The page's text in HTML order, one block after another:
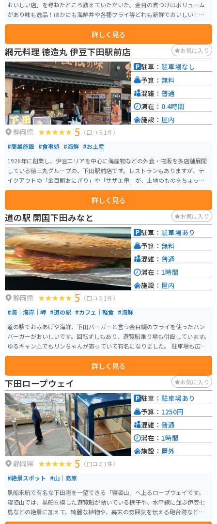
おいしい店」を尋ねたところ教えていただいた。金目の煮つけはボリューム
があり味も逸品！ほかにも海鮮丼や各種フライ等どれも新鮮でおいしい！一
度行くとリピート必須の穴場！
詳しく見る
網元料理 徳造丸 伊豆下田駅前店 お気に入り
静岡県 5 （口コミ1件）
#商業施設 #食事処 #海鮮 #お土産
1926年に創業し、伊豆エリアを中心に海産物などの外食・物販を多店舗展開
している徳三丸グループの、下田駅前店です。レストランもありますが、テ
イクアウトの「金目鯛おにぎり」や「サザエ串」が、土地のものをちょっと
だけ食べたいライダーには嬉しいです。
詳しく見る
駐車： 駐車場なし
予算： 無料
混雑： 普通
滞在： 0.4時間
施設： 屋内
道の駅 開国下田みなと お気に入り
静岡県 5 （口コミ1件）
#海｜海岸｜岬 #道の駅 #カフェ｜軽食 #海鮮
道の駅でおみあげや海鮮、下田バーガーと言う金目鯛のフライを使ったハン
バーガーがおいしいです。回転ずしもあり、遊覧船乗り場も併設しています。
ゆるキャン△でもリンちゃんが寄っていて有名になりました。 駐車場も広く
無料です。
詳しく見る
駐車： 駐車場あり
予算： 無料
混雑： 普通
滞在： 1時間
施設： 屋内
下田ロープウェイ お気に入り
静岡県 5 （口コミ1件）
#絶景スポット #山｜高原
黒船来航で有名な下田港を一望できる「寝姿山」へ上るロープウェイです。
寝姿山では、黒船を模した遊覧船が動いている様子や、水平線に並ぶ伊豆七
島などの絶景に加えて、綺麗な植物や、幕末の雰囲気を伝える砲台跡などを
見ることができます。
駐車： 駐車場あり
予算： 1250円
混雑： 普通
滞在： 1時間
施設： 屋外